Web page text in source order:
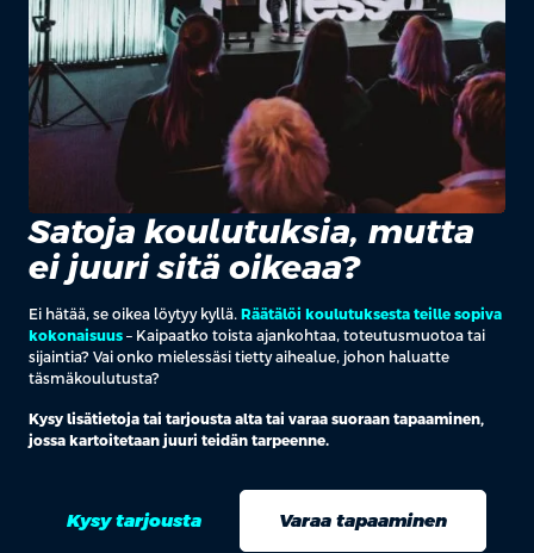
Satoja koulutuksia, mutta
ei juuri sitä oikeaa?
Ei hätää, se oikea löytyy kyllä. Räätälöi koulutuksesta teille sopiva
kokonaisuus – Kaipaatko toista ajankohtaa, toteutusmuotoa tai
sijaintia? Vai onko mielessäsi tietty aihealue, johon haluatte
täsmäkoulutusta?
Kysy lisätietoja tai tarjousta alta tai varaa suoraan tapaaminen,
jossa kartoitetaan juuri teidän tarpeenne.
Kysy tarjousta Varaa tapaaminen